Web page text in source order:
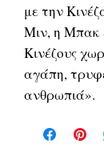
με την
Μιν, η Μπακ
Κινέζους
αγάπη,
ανθρωπιά».